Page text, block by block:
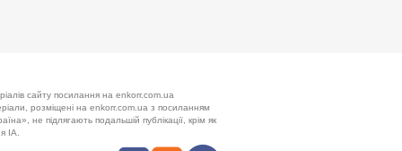
сайту посилання на enkorr.com.ua
розміщені на enkorr.com.ua з посиланням
не підлягають подальшій публікації, крім як
ІА.